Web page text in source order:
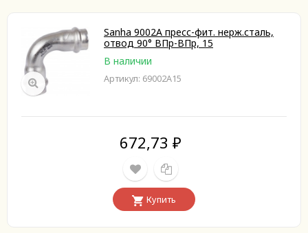
Sanha 9002A пресс-фит. нерж.сталь,
отвод 90° ВПр-ВПр, 15
В наличии
Артикул: 69002A15
672,73 ₽
Купить